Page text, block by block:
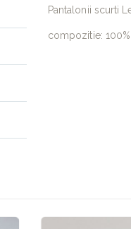
Pantalonii scurti
compozitie: